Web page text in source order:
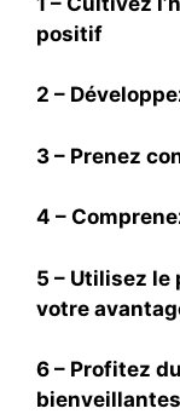
positif
2 –
3 – Prenez
4 –
5 – Utilisez le
votre
6 – Profitez
bienveillantes